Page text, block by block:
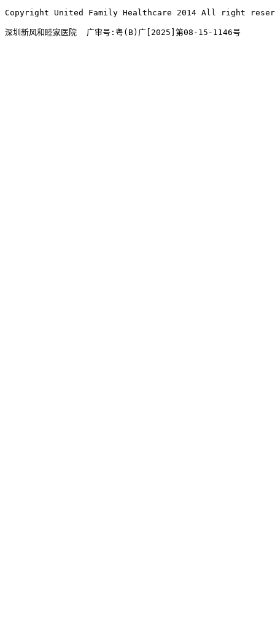
Copyright United Family Healthcare 2014 All right
深圳新风和睦家医院  广审号:粤(B)广[2025]第08-15-1146号